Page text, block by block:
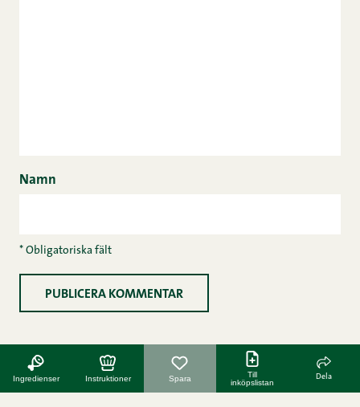
Namn
* Obligatoriska fält
Ingredienser Instruktioner Spara
Till
inköpslistan
Dela